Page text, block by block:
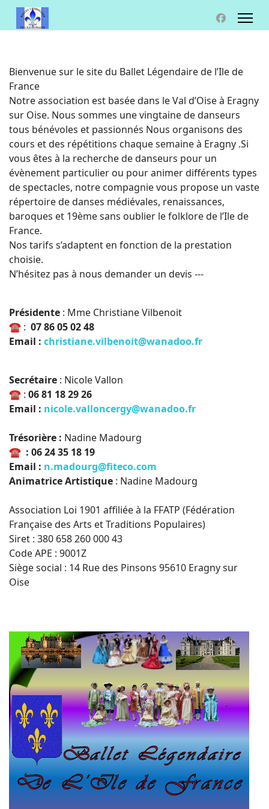
Bienvenue sur le site du Ballet Légendaire de l’Ile de
France
Notre association est basée dans le Val d’Oise à Eragny
sur Oise. Nous sommes une vingtaine de danseurs
tous bénévoles et passionnés Nous organisons des
cours et des répétitions chaque semaine à Eragny .Si
vous êtes à la recherche de danseurs pour un
évènement particulier ou pour animer différents types
de spectacles, notre compagnie vous propose un vaste
répertoire de danses médiévales, renaissances,
baroques et 19ème sans oublier le folklore de l’Ile de
France.
Nos tarifs s’adaptent en fonction de la prestation
choisie.
N’hésitez pas à nous demander un devis ---
Présidente : Mme Christiane Vilbenoit
☎ : 07 86 05 02 48
Email : christiane.vilbenoit@wanadoo.fr
Secrétaire : Nicole Vallon
☎ : 06 81 18 29 26
Email : nicole.valloncergy@wanadoo.fr
Trésorière : Nadine Madourg
☎ : 06 24 35 18 19
Email : n.madourg@fiteco.com
Animatrice Artistique : Nadine Madourg
Association Loi 1901 affiliée à la FFATP (Fédération
Française des Arts et Traditions Populaires)
Siret : 380 658 260 000 43
Code APE : 9001Z
Siège social : 14 Rue des Pinsons 95610 Eragny sur
Oise